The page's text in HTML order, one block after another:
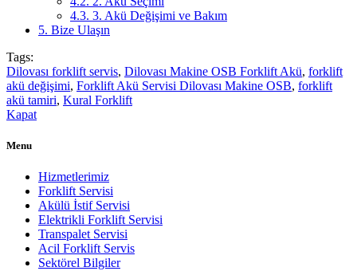
4.3. 3. Akü Değişimi ve Bakım
5. Bize Ulaşın
Tags:
Dilovası forklift servis, Dilovası Makine OSB Forklift Akü, forklift
akü değişimi, Forklift Akü Servisi Dilovası Makine OSB, forklift
akü tamiri, Kural Forklift
Kapat
Menu
Hizmetlerimiz
Forklift Servisi
Akülü İstif Servisi
Elektrikli Forklift Servisi
Transpalet Servisi
Acil Forklift Servis
Sektörel Bilgiler